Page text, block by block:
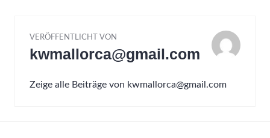
VERÖFFENTLICHT VON
kwmallorca@gmail.com
Zeige alle Beiträge von kwmallorca@gmail.com